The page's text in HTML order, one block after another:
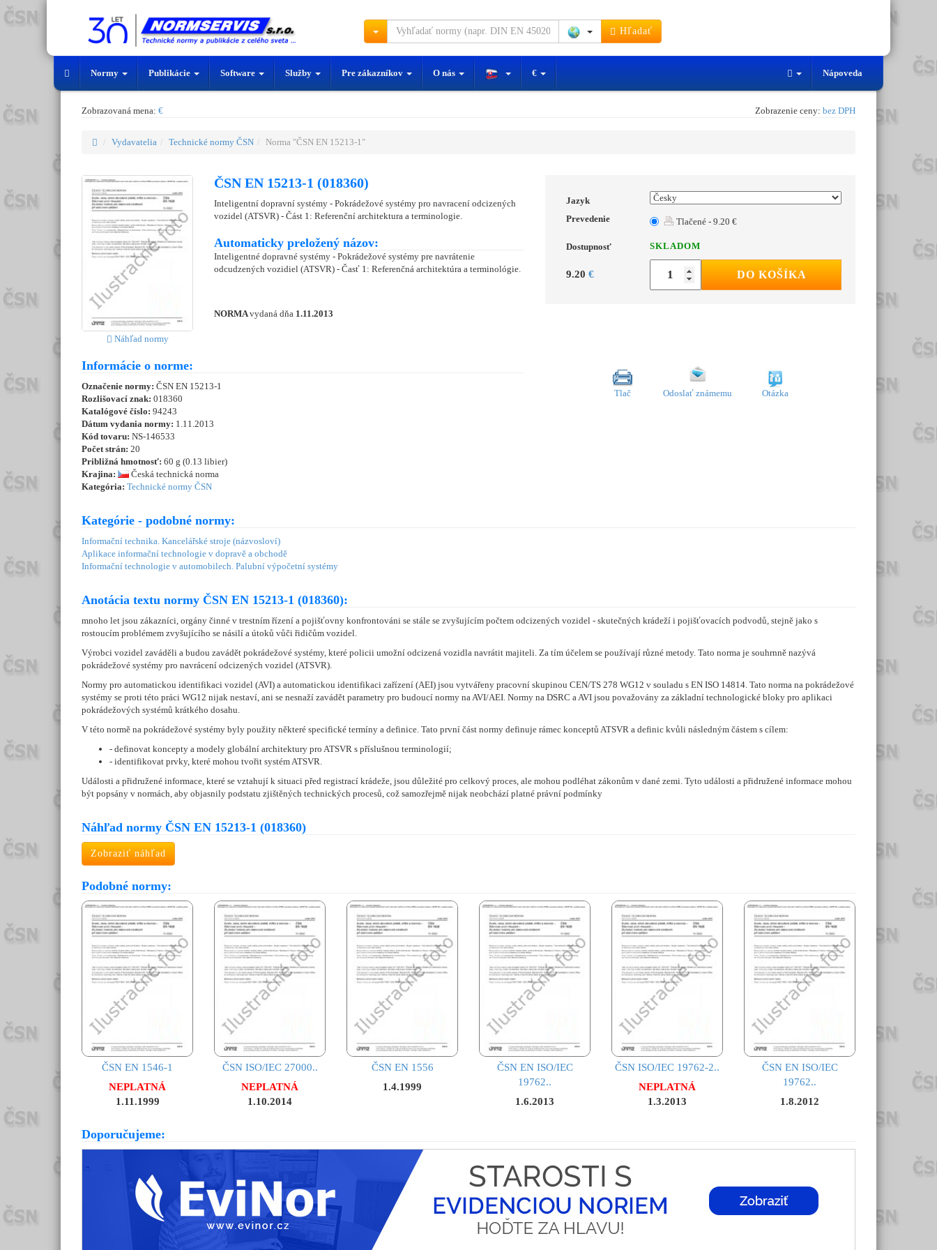
Hľadať
Normy Publikácie Software Služby Pre zákazníkov O nás € Nápoveda
Zobrazovaná mena: € Zobrazenie ceny: bez DPH
Vydavatelia Technické normy ČSN Norma "ČSN EN 15213-1"
Náhľad normy
ČSN EN 15213-1 (018360)
Inteligentní dopravní systémy - Pokrádežové systémy pro navracení odcizených
vozidel (ATSVR) - Část 1: Referenční architektura a terminologie.
Automaticky preložený názov:
Inteligentné dopravné systémy - Pokrádežové systémy pre navrátenie
odcudzených vozidiel (ATSVR) - Časť 1: Referenčná architektúra a terminológie.
NORMAvydaná dňa 1.11.2013
Jazyk
Prevedenie
Tlačené - 9.20 €
Dostupnosť SKLADOM
9.20 € DO KOŠÍKA
Informácie o norme:
Označenie normy: ČSN EN 15213-1
Rozlišovací znak: 018360
Katalógové číslo: 94243
Dátum vydania normy: 1.11.2013
Kód tovaru: NS-146533
Počet strán: 20
Približná hmotnosť: 60 g (0.13 libier)
Krajina:
Česká technická norma
Kategória: Technické normy ČSN
Tlač Odoslať známemu Otázka
Kategórie - podobné normy:
Informační technika. Kancelářské stroje (názvosloví)
Aplikace informační technologie v dopravě a obchodě
Informační technologie v automobilech. Palubní výpočetní systémy
Anotácia textu normy ČSN EN 15213-1 (018360):
mnoho let jsou zákazníci, orgány činné v trestním řízení a pojišťovny konfrontováni se stále se zvyšujícím počtem odcizených vozidel - skutečných krádeží i pojišťovacích podvodů, stejně jako s
rostoucím problémem zvyšujícího se násilí a útoků vůči řidičům vozidel.
Výrobci vozidel zaváděli a budou zavádět pokrádežové systémy, které policii umožní odcizená vozidla navrátit majiteli. Za tím účelem se používají různé metody. Tato norma je souhrnně nazývá
pokrádežové systémy pro navrácení odcizených vozidel (ATSVR).
Normy pro automatickou identifikaci vozidel (AVI) a automatickou identifikaci zařízení (AEI) jsou vytvářeny pracovní skupinou CEN/TS 278 WG12 v souladu s EN ISO 14814. Tato norma na pokrádežové
systémy se proti této práci WG12 nijak nestaví, ani se nesnaží zavádět parametry pro budoucí normy na AVI/AEI. Normy na DSRC a AVI jsou považovány za základní technologické bloky pro aplikaci
pokrádežových systémů krátkého dosahu.
V této normě na pokrádežové systémy byly použity některé specifické termíny a definice. Tato první část normy definuje rámec konceptů ATSVR a definic kvůli následným částem s cílem:
- definovat koncepty a modely globální architektury pro ATSVR s příslušnou terminologií;
- identifikovat prvky, které mohou tvořit systém ATSVR.
Události a přidružené informace, které se vztahují k situaci před registrací krádeže, jsou důležité pro celkový proces, ale mohou podléhat zákonům v dané zemi. Tyto události a přidružené informace mohou
být popsány v normách, aby objasnily podstatu zjištěných technických procesů, což samozřejmě nijak neobchází platné právní podmínky
Náhľad normy ČSN EN 15213-1 (018360)
Zobraziť náhľad
Podobné normy:
ČSN EN 1546-1
NEPLATNÁ
1.11.1999
ČSN ISO/IEC 27000..
NEPLATNÁ
1.10.2014
ČSN EN 1556
1.4.1999
ČSN EN ISO/IEC
19762..
1.6.2013
ČSN ISO/IEC 19762-2..
NEPLATNÁ
1.3.2013
ČSN EN ISO/IEC
19762..
1.8.2012
Doporučujeme: